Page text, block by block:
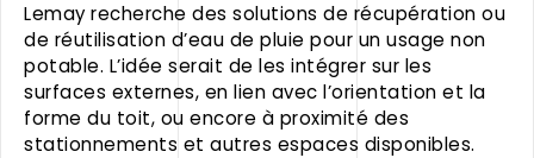
Lemay recherche des solutions de récupération ou
de réutilisation d’eau de pluie pour un usage non
potable. L’idée serait de les intégrer sur les
surfaces externes, en lien avec l’orientation et la
forme du toit, ou encore à proximité des
stationnements et autres espaces disponibles.